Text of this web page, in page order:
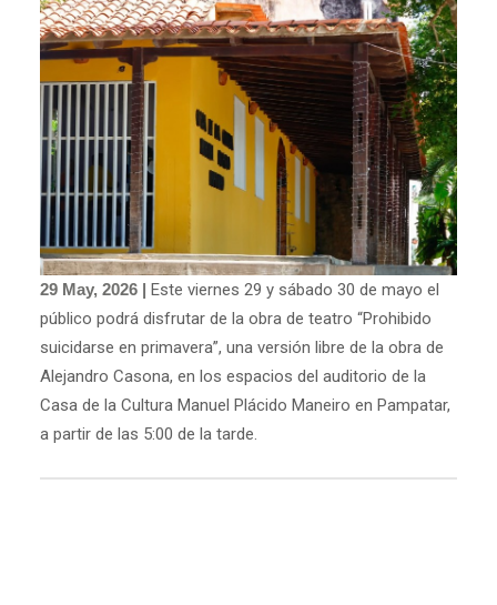
29 May, 2026 | Este viernes 29 y sábado 30 de mayo el
público podrá disfrutar de la obra de teatro “Prohibido
suicidarse en primavera”, una versión libre de la obra de
Alejandro Casona, en los espacios del auditorio de la
Casa de la Cultura Manuel Plácido Maneiro en Pampatar,
a partir de las 5:00 de la tarde.